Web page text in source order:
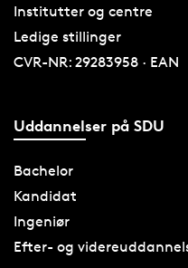
Institutter og centre
Ledige stillinger
CVR-NR: 29283958 · EAN
Uddannelser på SDU
Bachelor
Kandidat
Ingeniør
Efter- og